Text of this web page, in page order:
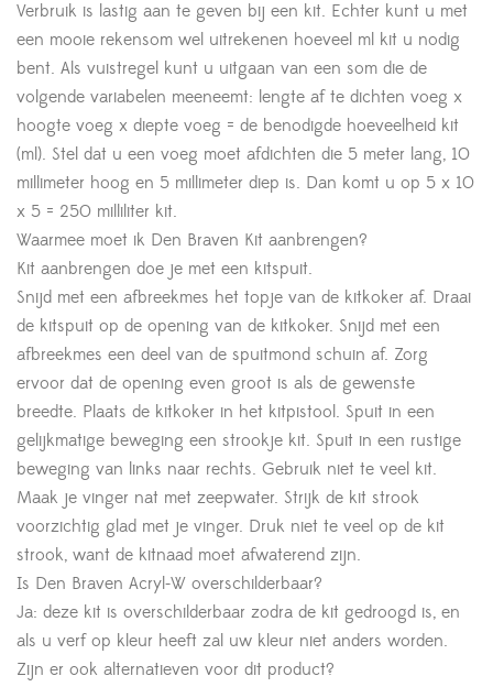
Verbruik is lastig aan te geven bij een kit. Echter kunt u met
een mooie rekensom wel uitrekenen hoeveel ml kit u nodig
bent. Als vuistregel kunt u uitgaan van een som die de
volgende variabelen meeneemt: lengte af te dichten voeg x
hoogte voeg x diepte voeg = de benodigde hoeveelheid kit
(ml). Stel dat u een voeg moet afdichten die 5 meter lang, 10
millimeter hoog en 5 millimeter diep is. Dan komt u op 5 x 10
x 5 = 250 milliliter kit.
Waarmee moet ik Den Braven Kit aanbrengen?
Kit aanbrengen doe je met een kitspuit.
Snijd met een afbreekmes het topje van de kitkoker af. Draai
de kitspuit op de opening van de kitkoker. Snijd met een
afbreekmes een deel van de spuitmond schuin af. Zorg
ervoor dat de opening even groot is als de gewenste
breedte. Plaats de kitkoker in het kitpistool. Spuit in een
gelijkmatige beweging een strookje kit. Spuit in een rustige
beweging van links naar rechts. Gebruik niet te veel kit.
Maak je vinger nat met zeepwater. Strijk de kit strook
voorzichtig glad met je vinger. Druk niet te veel op de kit
strook, want de kitnaad moet afwaterend zijn.
Is Den Braven Acryl-W overschilderbaar?
Ja: deze kit is overschilderbaar zodra de kit gedroogd is, en
als u verf op kleur heeft zal uw kleur niet anders worden.
Zijn er ook alternatieven voor dit product?